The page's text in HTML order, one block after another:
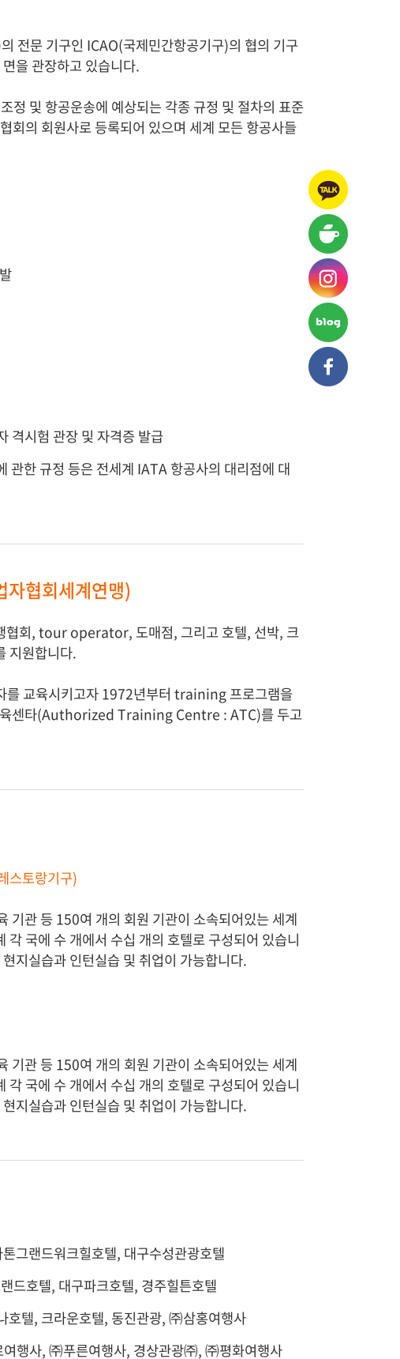
전문 기구인 ICAO(국제민간항공기구)의 협의 기구
을 관장하고 있습니다.
정 및 항공운송에 예상되는 각종 규정 및 절차의 표준
회의 회원사로 등록되어 있으며 세계 모든 항공사들
시험 관장 및 자격증 발급
관한 규정 등은 전세계 IATA 항공사의 대리점에 대
협회세계연맹)
협회, tour operator, 도매점, 그리고 호텔, 선박, 크
지원합니다.
를 교육시키고자 1972년부터 training 프로그램을
육센타(Authorized Training Centre : ATC)를 두고
토랑기구)
기관 등 150여 개의 회원 기관이 소속되어있는 세계
국에 수 개에서 수십 개의 호텔로 구성되어 있습니
지실습과 인턴실습 및 취업이 가능합니다.
기관 등 150여 개의 회원 기관이 소속되어있는 세계
국에 수 개에서 수십 개의 호텔로 구성되어 있습니
지실습과 인턴실습 및 취업이 가능합니다.
그랜드워크힐호텔, 대구수성관광호텔
드호텔, 대구파크호텔, 경주힐튼호텔
호텔, 크라운호텔, 동진관광, ㈜삼홍여행사
행사, ㈜푸른여행사, 경상관광㈜, ㈜평화여행사